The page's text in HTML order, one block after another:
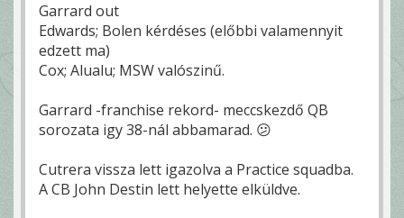
Garrard out
Edwards; Bolen kérdéses (előbbi valamennyit
edzett ma)
Cox; Alualu; MSW valószinű.
Garrard -franchise rekord- meccskezdő QB
sorozata igy 38-nál abbamarad. 😕
Cutrera vissza lett igazolva a Practice squadba.
A CB John Destin lett helyette elküldve.